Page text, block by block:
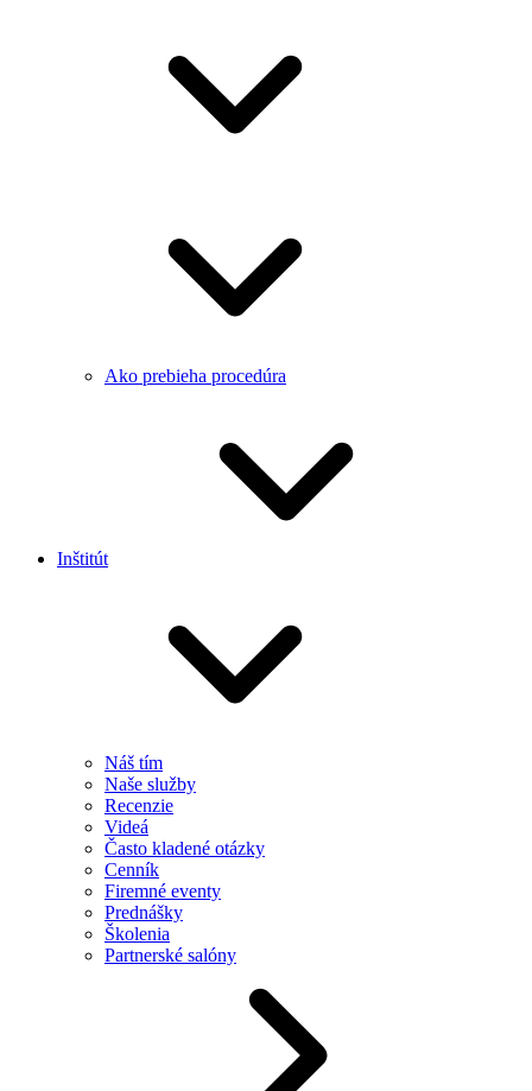
Ako prebieha procedúra
Inštitút
Náš tím
Naše služby
Recenzie
Videá
Často kladené otázky
Cenník
Firemné eventy
Prednášky
Školenia
Partnerské salóny